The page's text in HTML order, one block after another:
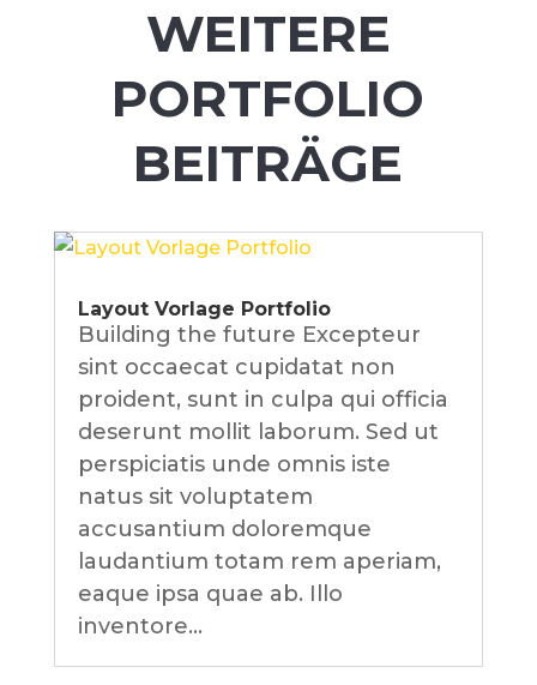
WEITERE
PORTFOLIO
BEITRÄGE
Layout Vorlage Portfolio
Building the future Excepteur
sint occaecat cupidatat non
proident, sunt in culpa qui officia
deserunt mollit laborum. Sed ut
perspiciatis unde omnis iste
natus sit voluptatem
accusantium doloremque
laudantium totam rem aperiam,
eaque ipsa quae ab. Illo
inventore...